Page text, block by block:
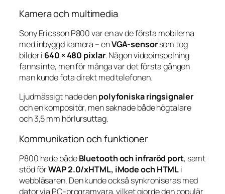
Kamera och multimedia
Sony Ericsson P800 var en av de första mobilerna
med inbyggd kamera – enVGA-sensorsom tog
bilder i 640 × 480 pixlar. Någon videoinspelning
fanns inte, men för många var det första gången
man kunde fota direkt med telefonen.
Ljudmässigt hade denpolyfoniska ringsignaler
och en kompositör, men saknade både högtalare
och 3,5 mm hörlursuttag.
Kommunikation och funktioner
P800 hade bådeBluetooth och infraröd port, samt
stöd förWAP 2.0/xHTML, iMode och HTMLi
webbläsaren. Den kunde också synkroniseras med
dator via PC-programvara, vilket gjorde den populär